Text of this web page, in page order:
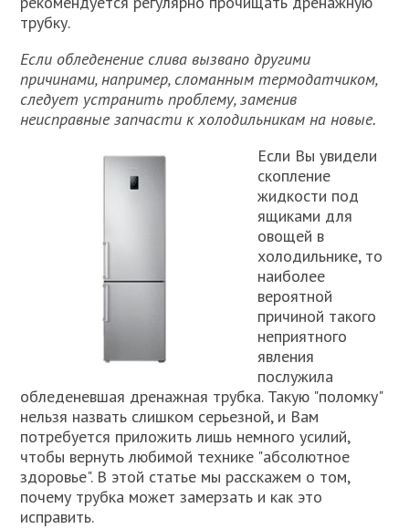
трубку.
Если обледенение слива вызвано другими
причинами, например, сломанным термодатчиком,
следует устранить проблему, заменив
неисправные запчасти к холодильникам на новые.
Если Вы увидели
скопление
жидкости под
ящиками для
овощей в
холодильнике, то
наиболее
вероятной
причиной такого
неприятного
явления
послужила
обледеневшая дренажная трубка. Такую "поломку"
нельзя назвать слишком серьезной, и Вам
потребуется приложить лишь немного усилий,
чтобы вернуть любимой технике "абсолютное
здоровье". В этой статье мы расскажем о том,
почему трубка может замерзать и как это
исправить.